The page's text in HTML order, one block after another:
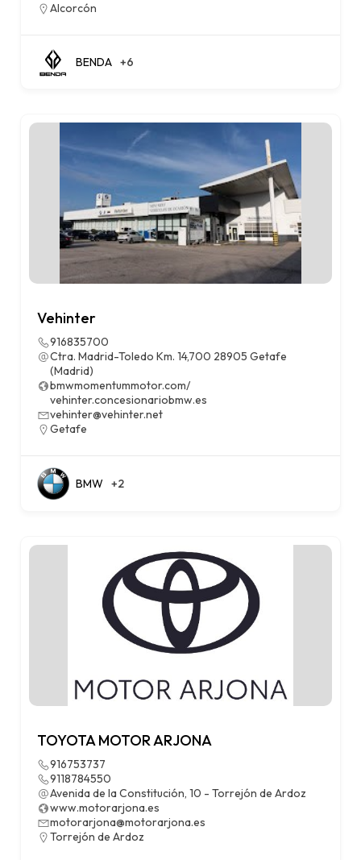
Alcorcón
BENDA +6
Vehinter
916835700
Ctra. Madrid-Toledo Km. 14,700 28905 Getafe
(Madrid)
bmwmomentummotor.com/
vehinter.concesionariobmw.es
vehinter@vehinter.net
Getafe
BMW +2
TOYOTA MOTOR ARJONA
916753737
9118784550
Avenida de la Constitución, 10 - Torrejón de Ardoz
www.motorarjona.es
motorarjona@motorarjona.es
Torrejón de Ardoz